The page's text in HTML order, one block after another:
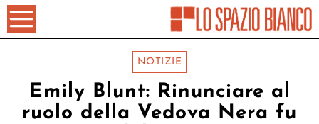
NOTIZIE
Emily Blunt: Rinunciare al
ruolo della Vedova Nera fu